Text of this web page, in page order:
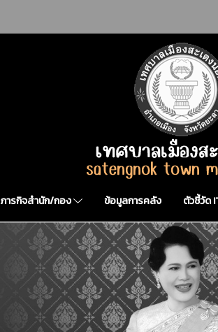
ภารกิจสำนัก/กอง ข้อมูลการคลัง ตัวชี้วัด